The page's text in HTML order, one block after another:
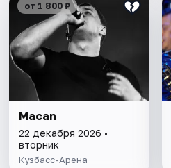
от 1 800 ₽
Macan
22 декабря 2026 •
вторник
Кузбасс-Арена